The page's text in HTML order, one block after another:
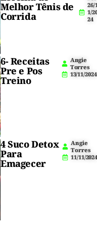
Melhor Tênis de
Corrida
26/
1/
24
6- Receitas
Pre e Pos
Treino
Angie
Torres
13/11/2024
4 Suco Detox
Para
Emagecer
Angie
Torres
11/11/2024